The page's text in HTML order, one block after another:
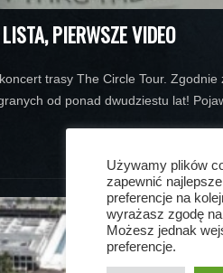
PIERWSZE VIDEO
trasy The Circle Tour. Zgodnie
od ponad dwudziestu lat!
Używamy plików
zapewnić
preferencje na
wyrażasz zgodę
Możesz jednak
preferencje.